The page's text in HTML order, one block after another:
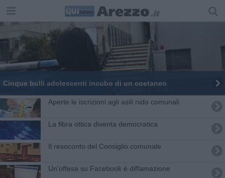
Cinque bulli adolescenti incubo di un coetaneo
Aperte le iscrizioni agli asili nido comunali
La fibra ottica diventa democratica
Il resoconto del Consiglio comunale
Un'offesa su Facebook è diffamazione